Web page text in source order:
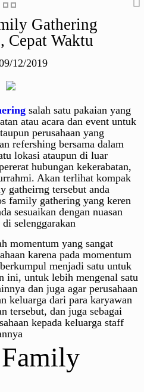
Gathering
Cepat Waktu
12/2019
salah satu pakaian yang
atau acara dan event untuk
perusahaan yang
refershing bersama dalam
lokasi ataupun di luar
hubungan kekerabatan,
Akan terlihat kompak
gatheirng tersebut anda
family gathering yang keren
sesuaikan dengan nuasan
selenggarakan
momentum yang sangat
karena pada momentum
menjadi satu untuk
ini, untuk lebih mengenal satu
dan juga agar perusahaan
keluarga dari para karyawan
tersebut, dan juga sebagai
kepada keluarga staff